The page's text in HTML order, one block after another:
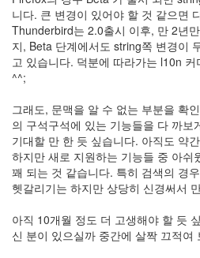
니다. 큰 변경이 있어야 할 것 같으면
Thunderbird는 2.0출시 이후, 만 2년
지, Beta 단계에서도 string쪽 변경이
고 있습니다. 덕분에 따라가는 l10n
^^;
그래도, 문맥을 알 수 없는 부분을 확
의 구석구석에 있는 기능들을 다 까
기대할 만 한 듯 싶습니다. 아직도 약
하지만 새로 지원하는 기능들 중 아쉬
꽤 되는 것 같습니다. 특히 검색의 경
헷갈리기는 하지만 상당히 신경써서
아직 10개월 정도 더 고생해야 할 듯
신 분이 있으실까 중간에 살짝 끄적여